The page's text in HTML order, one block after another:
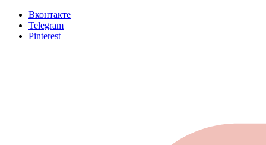
Вконтакте
Telegram
Pinterest